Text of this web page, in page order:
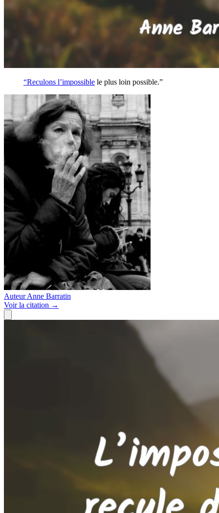
“Reculons l’impossible le plus loin possible.”
Auteur Anne Barratin
Voirla citation →